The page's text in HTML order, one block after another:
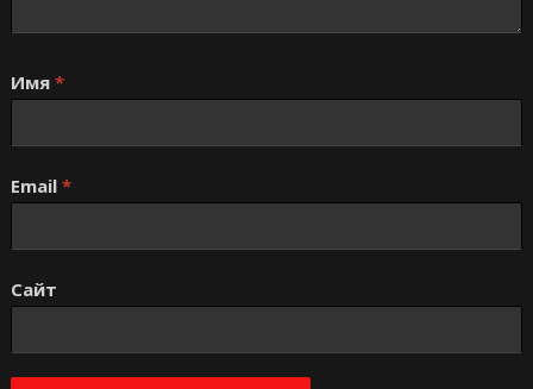
Имя *
Email *
Сайт